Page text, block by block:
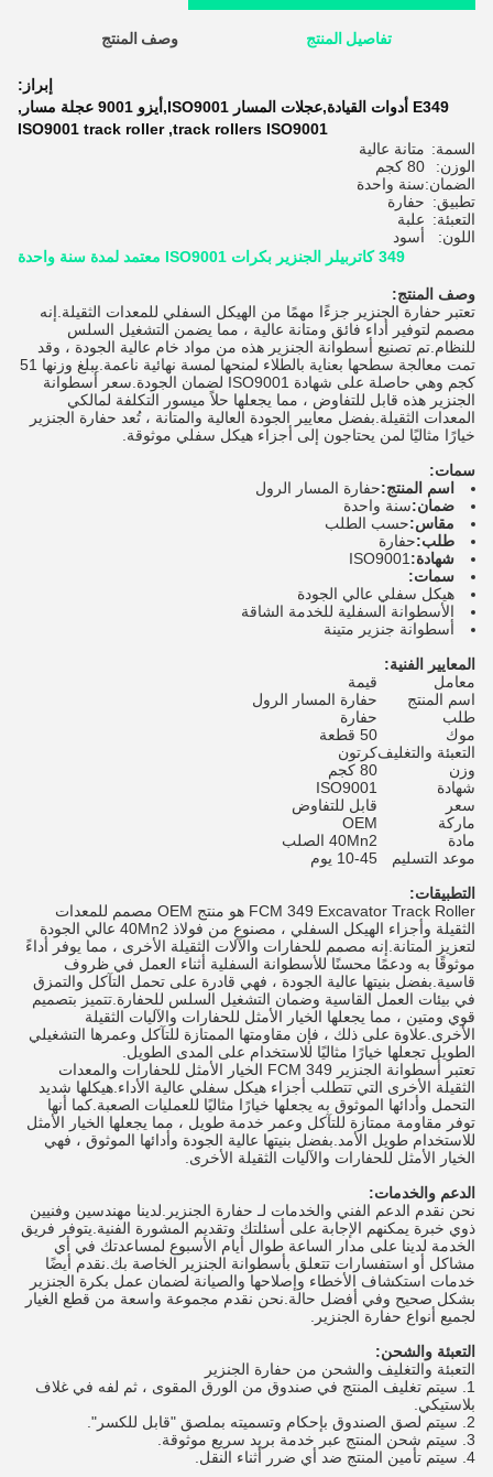
تفاصيل المنتج وصف المنتج
إبراز:
E349 أدوات القيادة,عجلات المسار ISO9001,أيزو 9001 عجلة مسار
,
track rollers ISO9001
,
ISO9001 track roller
السمة: متانة عالية
الوزن:
80 كجم
الضمان:سنة واحدة
تطبيق: حفارة
التعبئة: علبة
اللون:
أسود
349 كاتربيلر الجنزير بكرات ISO9001 معتمد لمدة سنة واحدة
وصف المنتج:
تعتبر حفارة الجنزير جزءًا مهمًا من الهيكل السفلي للمعدات الثقيلة.إنه
مصمم لتوفير أداء فائق ومتانة عالية ، مما يضمن التشغيل السلس
للنظام.تم تصنيع أسطوانة الجنزير هذه من مواد خام عالية الجودة ، وقد
تمت معالجة سطحها بعناية بالطلاء لمنحها لمسة نهائية ناعمة.يبلغ وزنها 51
كجم وهي حاصلة على شهادة ISO9001 لضمان الجودة.سعر أسطوانة
الجنزير هذه قابل للتفاوض ، مما يجعلها حلاً ميسور التكلفة لمالكي
المعدات الثقيلة.بفضل معايير الجودة العالية والمتانة ، تُعد حفارة الجنزير
خيارًا مثاليًا لمن يحتاجون إلى أجزاء هيكل سفلي موثوقة.
سمات:
اسم المنتج:حفارة المسار الرول
ضمان:سنة واحدة
مقاس:حسب الطلب
طلب:حفارة
شهادة: ISO9001
سمات:
هيكل سفلي عالي الجودة
الأسطوانة السفلية للخدمة الشاقة
أسطوانة جنزير متينة
المعايير الفنية:
معامل
قيمة
اسم المنتج
حفارة المسار الرول
طلب
حفارة
موك
50 قطعة
التعبئة والتغليفكرتون
وزن
80 كجم
شهادة
ISO9001
سعر
قابل للتفاوض
ماركة
OEM
مادة
40Mn2 الصلب
موعد التسليم
10-45 يوم
التطبيقات:
FCM 349 Excavator Track Roller هو منتج OEM مصمم للمعدات
الثقيلة وأجزاء الهيكل السفلي ، مصنوع من فولاذ 40Mn2 عالي الجودة
لتعزيز المتانة.إنه مصمم للحفارات والآلات الثقيلة الأخرى ، مما يوفر أداءً
موثوقًا به ودعمًا محسنًا للأسطوانة السفلية أثناء العمل في ظروف
قاسية.بفضل بنيتها عالية الجودة ، فهي قادرة على تحمل التآكل والتمزق
في بيئات العمل القاسية وضمان التشغيل السلس للحفارة.تتميز بتصميم
قوي ومتين ، مما يجعلها الخيار الأمثل للحفارات والآليات الثقيلة
الأخرى.علاوة على ذلك ، فإن مقاومتها الممتازة للتآكل وعمرها التشغيلي
الطويل تجعلها خيارًا مثاليًا للاستخدام على المدى الطويل.
تعتبر أسطوانة الجنزير FCM 349 الخيار الأمثل للحفارات والمعدات
الثقيلة الأخرى التي تتطلب أجزاء هيكل سفلي عالية الأداء.هيكلها شديد
التحمل وأدائها الموثوق به يجعلها خيارًا مثاليًا للعمليات الصعبة.كما أنها
توفر مقاومة ممتازة للتآكل وعمر خدمة طويل ، مما يجعلها الخيار الأمثل
للاستخدام طويل الأمد.بفضل بنيتها عالية الجودة وأدائها الموثوق ، فهي
الخيار الأمثل للحفارات والآليات الثقيلة الأخرى.
الدعم والخدمات:
نحن نقدم الدعم الفني والخدمات لـ حفارة الجنزير.لدينا مهندسين وفنيين
ذوي خبرة يمكنهم الإجابة على أسئلتك وتقديم المشورة الفنية.يتوفر فريق
الخدمة لدينا على مدار الساعة طوال أيام الأسبوع لمساعدتك في أي
مشاكل أو استفسارات تتعلق بأسطوانة الجنزير الخاصة بك.نقدم أيضًا
خدمات استكشاف الأخطاء وإصلاحها والصيانة لضمان عمل بكرة الجنزير
بشكل صحيح وفي أفضل حالة.نحن نقدم مجموعة واسعة من قطع الغيار
لجميع أنواع حفارة الجنزير.
التعبئة والشحن:
التعبئة والتغليف والشحن من حفارة الجنزير
سيتم تغليف المنتج في صندوق من الورق المقوى ، ثم لفه في غلاف
بلاستيكي.
سيتم لصق الصندوق بإحكام وتسميته بملصق "قابل للكسر".
سيتم شحن المنتج عبر خدمة بريد سريع موثوقة.
سيتم تأمين المنتج ضد أي ضرر أثناء النقل.